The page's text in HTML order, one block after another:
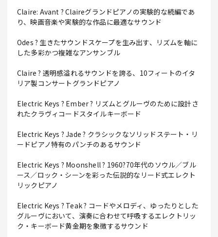
Claire: Avant ? Claireグランドピアノの実験的な続編であ
り、映画音楽や実験的な作品に最適なサウンド
Odes ? 生きたサウンドスケープを生み出す、リズムを軸に
した多彩かつ複雑なアンサンブル
Claire ? 透明感溢れるサウンドを誇る、10フィートのイタ
リア製コンサートグランドピアノ
Electric Keys ? Ember ? リズムとグルーヴのために設計さ
れたクラヴィコードスタイルキーボード
Electric Keys ? Jade ? クラシックなソリッドステート・リ
ードピアノ特有のパンチのあるサウンド
Electric Keys ? Moonshell ? 1960?70年代のソウル／ブル
ース／ロック・シーンを彩った伝説的なリード式エレクト
リックピアノ
Electric Keys ? Teak ? コードやメロディ、ゆったりとした
グルーヴにおいて、演奏に合わせて呼吸するエレクトリッ
ク・キーボード黄金期を象徴するサウンド